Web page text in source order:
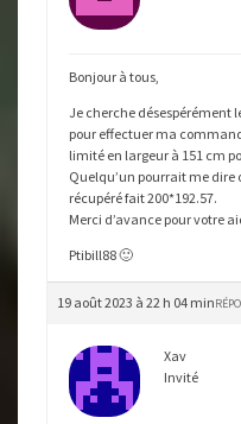
Bonjour à tous,
Je cherche désespérément
pour effectuer ma
limité en largeur à 151 cm
Quelqu’un pourrait me dire
récupéré fait 200*192.57.
Merci d’avance pour votre
Ptibill88 🙂
19 août 2023 à 22 h 04 min
Xav
Invité